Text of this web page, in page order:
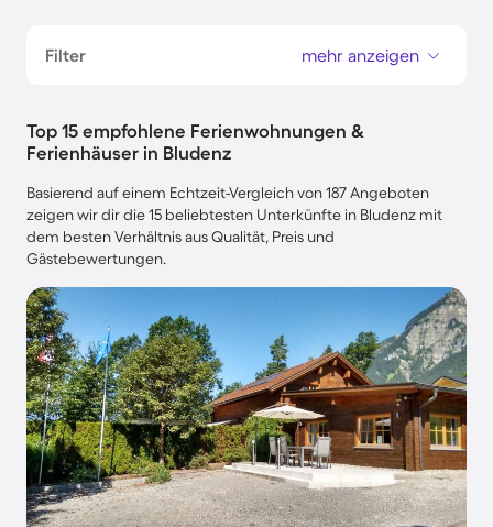
Filter mehr anzeigen
Top 15 empfohlene Ferienwohnungen &
Ferienhäuser in Bludenz
Basierend auf einem Echtzeit-Vergleich von 187 Angeboten
zeigen wir dir die 15 beliebtesten Unterkünfte in Bludenz mit
dem besten Verhältnis aus Qualität, Preis und
Gästebewertungen.